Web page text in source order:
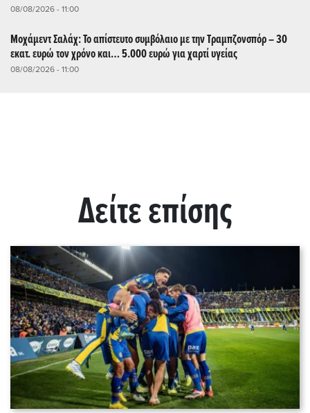
08/08/2026 - 11:00
Μοχάμεντ Σαλάχ: Το απίστευτο συμβόλαιο με την Τραμπζονσπόρ – 30
εκατ. ευρώ τον χρόνο και… 5.000 ευρώ για χαρτί υγείας
08/08/2026 - 11:00
Δείτε επίσης